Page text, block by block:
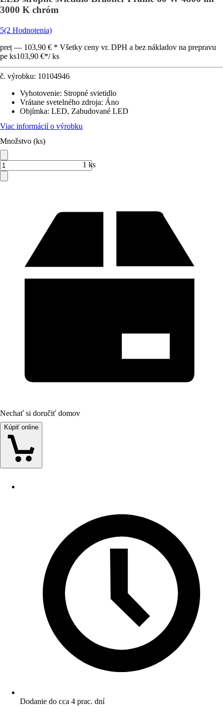
3000 K chróm
5(2 Hodnotenia)
preț — 103,90 € * Všetky ceny vr. DPH a bez nákladov na prepravu
pe ks103,90 €*/ ks
č. výrobku: 10104946
Vyhotovenie: Stropné svietidlo
Vrátane svetelného zdroja: Áno
Objímka: LED, Zabudované LED
Viac informácií o výrobku
Množstvo (ks)
1 ks
Nechať si doručiť domov
Kúpiť online
Dodanie do cca 4 prac. dní